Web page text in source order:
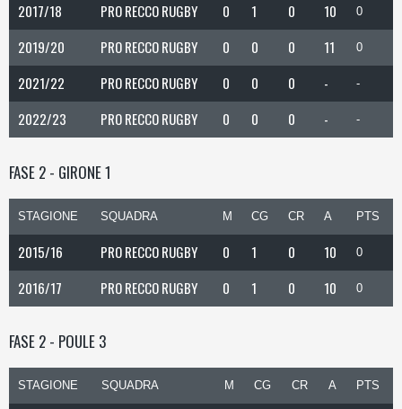
2017/18 PRO RECCO RUGBY 0 1 0 10 0
2019/20 PRO RECCO RUGBY 0 0 0 11 0
2021/22 PRO RECCO RUGBY 0 0 0 - -
2022/23 PRO RECCO RUGBY 0 0 0 - -
FASE 2 - GIRONE 1
STAGIONE SQUADRA M CG CR A PTS
2015/16 PRO RECCO RUGBY 0 1 0 10 0
2016/17 PRO RECCO RUGBY 0 1 0 10 0
FASE 2 - POULE 3
STAGIONE SQUADRA M CG CR A PTS